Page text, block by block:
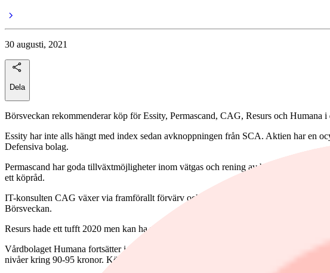
30 augusti, 2021
Dela
Börsveckan rekommenderar köp för Essity, Permascand, CAG, Resurs och Humana
Essity har inte alls hängt med index sedan avknoppningen från SCA. Aktien har en
Defensiva bolag.
Permascand har goda tillväxtmöjligheter inom vätgas och rening av barlastvatten för
ett köpråd.
IT-konsulten CAG växer via framförallt förvärv och hittills ser dessa värdeskapande
Börsveckan.
Resurs hade ett tufft 2020 men kan ha nått bottenkänning. Låg värdering i
Vårdbolaget Humana fortsätter i rätt riktning med stabil, om än låg tillväxttakt och
nivåer kring 90-95 kronor. Köprådet kvarstår.